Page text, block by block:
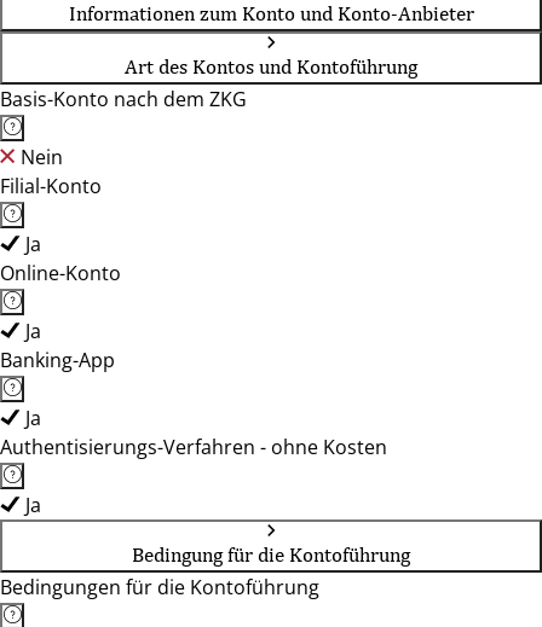
Informationen zum Konto und Konto-Anbieter
Art des Kontos und Kontoführung
Basis-Konto nach dem ZKG
Nein
Filial-Konto
Ja
Online-Konto
Ja
Banking-App
Ja
Authentisierungs-Verfahren - ohne Kosten
Ja
Bedingung für die Kontoführung
Bedingungen für die Kontoführung